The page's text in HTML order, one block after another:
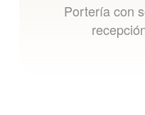
Portería con